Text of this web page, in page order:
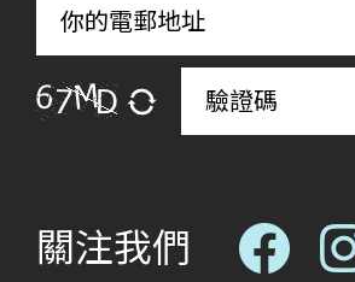
關注我們